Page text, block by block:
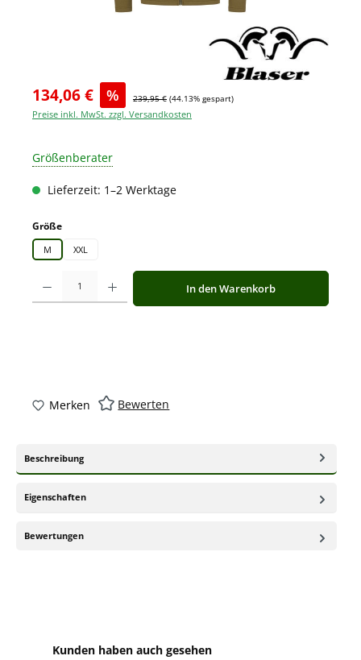
134,06 € % 239,95 € (44.13% gespart)
Preise inkl. MwSt. zzgl. Versandkosten
Größenberater
Lieferzeit: 1–2 Werktage
Größeauswählen
M XXL
Produkt Anzahl: Gib den gewünschten Wert ein oder benutze die
In den Warenkorb
Merken Bewerten
Beschreibung
Eigenschaften
Bewertungen
Produktgalerie überspringen
Kunden haben auch gesehen